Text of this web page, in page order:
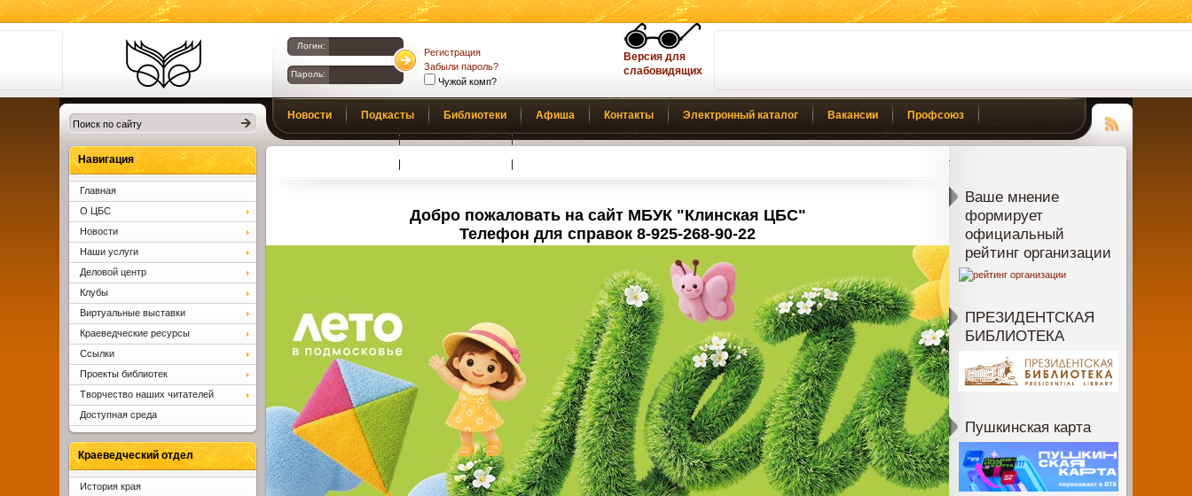
Библиотеки
Клина. Клинская
ЦБС.
Логин:
Пароль:
Регистрация
Забыли пароль?
Чужой комп?
Версия для
слабовидящих
Новости Подкасты Библиотеки Афиша Контакты Электронный каталог Вакансии Профсоюз
Чтение
Добро пожаловать на сайт МБУК "Клинская ЦБС"
Телефон для справок 8-925-268-90-22
Ваше мнение
формирует
официальный
рейтинг организации
ПРЕЗИДЕНТСКАЯ
БИБЛИОТЕКА
Пушкинская карта
Навигация
Главная
О ЦБС
Новости
Наши услуги
Деловой центр
Клубы
Виртуальные выставки
Краеведческие ресурсы
Ссылки
Проекты библиотек
Творчество наших читателей
Доступная среда
Краеведческий отдел
История края